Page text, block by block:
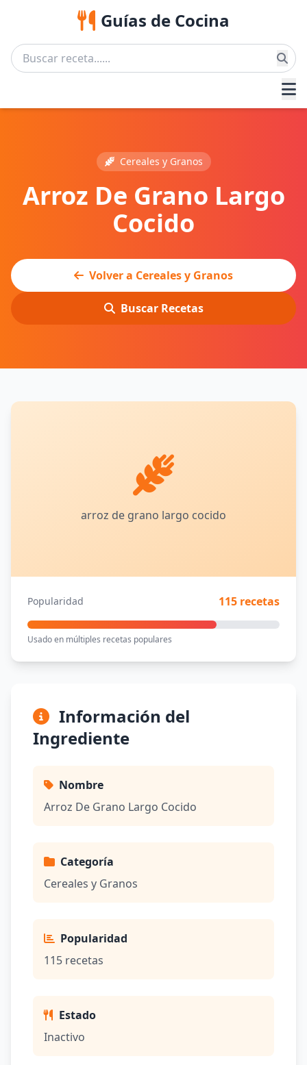
Guías de Cocina
Cereales y Granos
Arroz De Grano Largo
Cocido
Volver a Cereales y Granos
Buscar Recetas
arroz de grano largo cocido
Popularidad 115 recetas
Usado en múltiples recetas populares
Información del
Ingrediente
Nombre
Arroz De Grano Largo Cocido
Categoría
Cereales y Granos
Popularidad
115 recetas
Estado
Inactivo